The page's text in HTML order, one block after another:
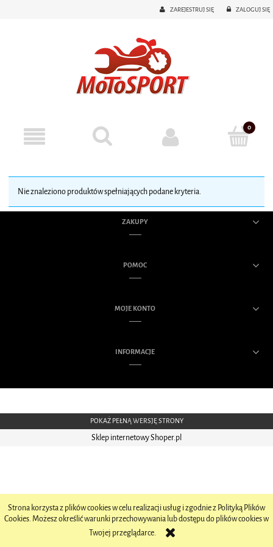
Strona korzysta z plików cookies w celu realizacji usług i zgodnie z Polityką Plików
Cookies. Możesz określić warunki przechowywania lub dostępu do plików cookies w
Twojej przeglądarce.
ZAREJESTRUJ SIĘ ZALOGUJ SIĘ
Nie znaleziono produktów spełniających podane kryteria.
ZAKUPY
POMOC
MOJE KONTO
INFORMACJE
POKAŻ PEŁNĄ WERSJĘ STRONY
Sklep internetowy Shoper.pl